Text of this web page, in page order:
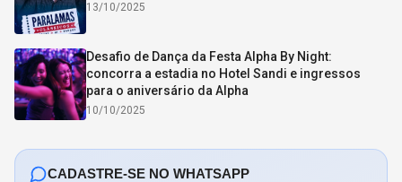
13/10/2025
Desafio de Dança da Festa Alpha By Night:
concorra a estadia no Hotel Sandi e ingressos
para o aniversário da Alpha
10/10/2025
CADASTRE-SE NO WHATSAPP